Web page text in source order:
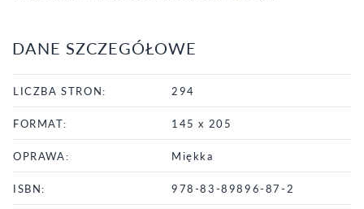
DANE SZCZEGÓŁOWE
LICZBA STRON: 294
FORMAT: 145 x 205
OPRAWA: Miękka
ISBN: 978-83-89896-87-2